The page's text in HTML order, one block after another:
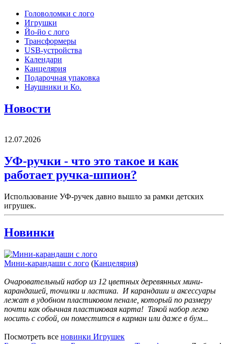
Головоломки с лого
Игрушки
Йо-йо с лого
Трансформеры
USB-устройства
Календари
Канцелярия
Подарочная упаковка
Наушники и Ко.
Новости
12.07.2026
УФ-ручки - что это такое и как
работает ручка-шпион?
Использование УФ-ручек давно вышло за рамки детских
игрушек.
Новинки
Мини-карандаши с лого (Канцелярия)
Очаровательный набор из 12 цветных деревянных мини-
карандашей, точилки и ластика. И карандаши и аксессуары
лежат в удобном пластиковом пенале, который по размеру
почти как обычная пластиковая карта! Такой набор легко
носить с собой, он поместится в карман или даже в бум...
Посмотреть все новинки Игрушек